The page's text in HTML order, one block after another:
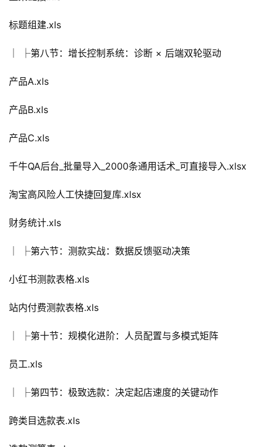
标题组建.xls
│ ├第八节：增长控制系统：诊断 × 后端双轮驱动
产品A.xls
产品B.xls
产品C.xls
千牛QA后台_批量导入_2000条通用话术_可直接导入.xlsx
淘宝高风险人工快捷回复库.xlsx
财务统计.xls
│ ├第六节：测款实战：数据反馈驱动决策
小红书测款表格.xls
站内付费测款表格.xls
│ ├第十节：规模化进阶：人员配置与多模式矩阵
员工.xls
│ ├第四节：极致选款：决定起店速度的关键动作
跨类目选款表.xls